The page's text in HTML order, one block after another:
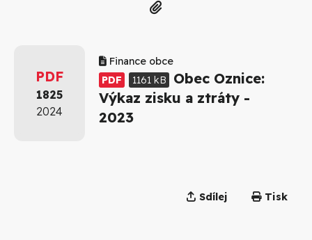
PDF
1825
2024
Finance obce
PDF
1161 kB Obec Oznice:
Výkaz zisku a ztráty -
2023
Sdílej Tisk